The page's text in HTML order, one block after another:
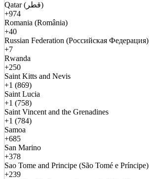
Qatar (قطر)
+974
Romania (România)
+40
Russian Federation (Российская Федерация)
+7
Rwanda
+250
Saint Kitts and Nevis
+1 (869)
Saint Lucia
+1 (758)
Saint Vincent and the Grenadines
+1 (784)
Samoa
+685
San Marino
+378
Sao Tome and Principe (São Tomé e Príncipe)
+239